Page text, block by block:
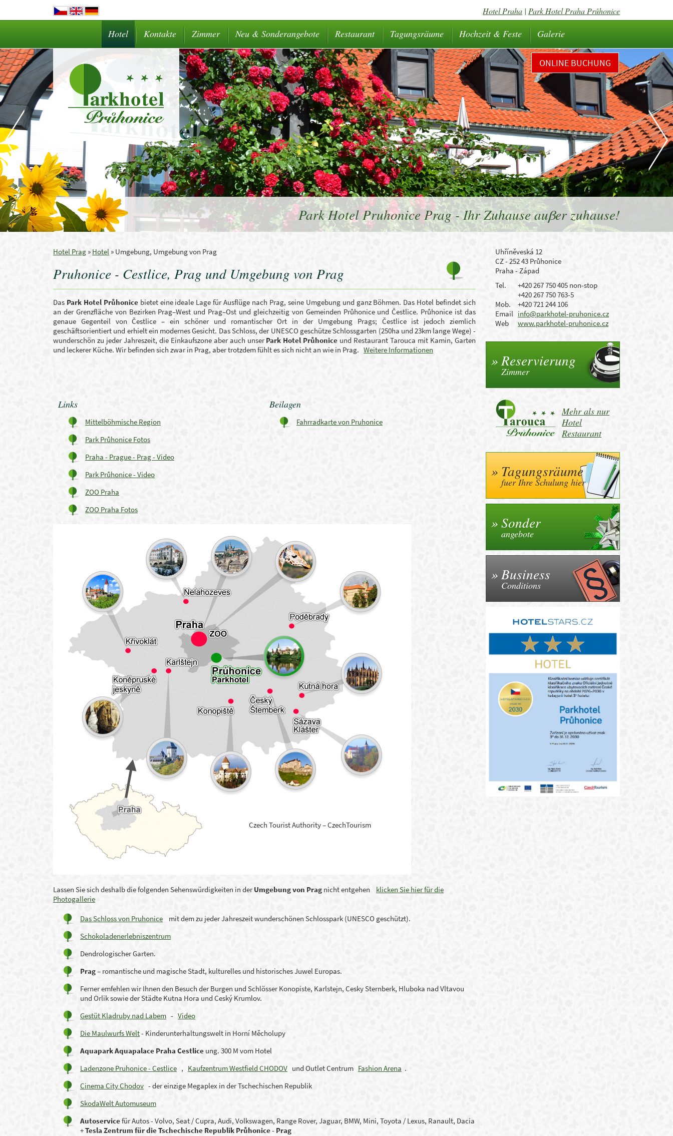
Hotel Praha | Park Hotel Praha Průhonice
Hotel Kontakte Zimmer Neu & Sonderangebote Restaurant Tagungsräume Hochzeit & Feste Galerie
Park Hotel Pruhonice Prag - Ihr Zuhause auβer zuhause!
ONLINE BUCHUNG
Hotel Prag » Hotel » Umgebung, Umgebung von Prag
Pruhonice - Cestlice, Prag und Umgebung von Prag
Das Park Hotel Průhonicebietet eine ideale Lage für Ausflüge nach Prag, seine Umgebung und ganz Böhmen. Das Hotel befindet sich
an der Grenzfläche von Bezirken Prag–West und Prag–Ost und gleichzeitig von Gemeinden Průhonice und Čestlice. Průhonice ist das
genaue Gegenteil von Čestlice – ein schöner und romantischer Ort in der Umgebung Prags; Čestlice ist jedoch ziemlich
geschäftsorientiert und erhielt ein modernes Gesicht. Das Schloss, der UNESCO geschütze Schlossgarten (250ha und 23km lange Wege) -
wunderschön zu jeder Jahreszeit, die Einkaufszone aber auch unserPark Hotel Průhonice und Restaurant Tarouca mit Kamin, Garten
und leckerer Küche. Wir befinden sich zwar in Prag, aber trotzdem fühlt es sich nicht an wie in Prag. Weitere Informationen
Links
Mittelböhmische Region
Park Průhonice Fotos
Praha - Prague - Prag - Video
Park Průhonice - Video
ZOO Praha
ZOO Praha Fotos
Beilagen
Fahrradkarte von Pruhonice
Czech Tourist Authority – CzechTourism
Lassen Sie sich deshalb die folgenden Sehenswürdigkeiten in derUmgebungvon Prag nicht entgehen klicken Sie hier für die
Photogallerie
Das Schloss von Pruhonice mit dem zu jeder Jahreszeit wunderschönen Schlosspark (UNESCO geschützt).
Schokoladenerlebniszentrum
Dendrologischer Garten.
Prag– romantische und magische Stadt, kulturelles und historischesJuwel Europas.
Ferner emfehlen wir Ihnen den Besuch der Burgen und Schlösser Konopiste, Karlstejn, Cesky Sternberk, Hluboka nad Vltavou
und Orlik sowie der Städte Kutna Hora und Ceský Krumlov.
Gestüt Kladruby nad Labem - Video
Die Maulwurfs Welt- Kinderunterhaltungswelt in Horní Měcholupy
Aquapark Aquapalace Praha Cestlice ung. 300 M vom Hotel
Ladenzone Pruhonice - Cestlice , Kaufzentrum Westfield CHODOV und Outlet Centrum Fashion Arena .
Cinema City Chodov - der einzige Megaplex in der Tschechischen Republik
SkodaWelt Automuseum
Autoservicefür Autos - Volvo, Seat / Cupra, Audi, Volkswagen, Range Rover, Jaguar, BMW, Mini, Toyota / Lexus, Ranault, Dacia
+Tesla Zentrum für die Tschechische Republik Průhonice - Prag
Uhříněveská 12
CZ - 252 43 Průhonice
Praha - Západ
Tel.
+420 267 750 405 non-stop
+420 267 750 763-5
Mob.
+420 721 244 106
Email info@parkhotel-pruhonice.cz
Web
www.parkhotel-pruhonice.cz
Reservierung
Zimmer
Mehr als nur
Hotel
Restaurant
Tagungsräume
fuer Ihre Schulung hier
Sonder
angebote
Business
Conditions